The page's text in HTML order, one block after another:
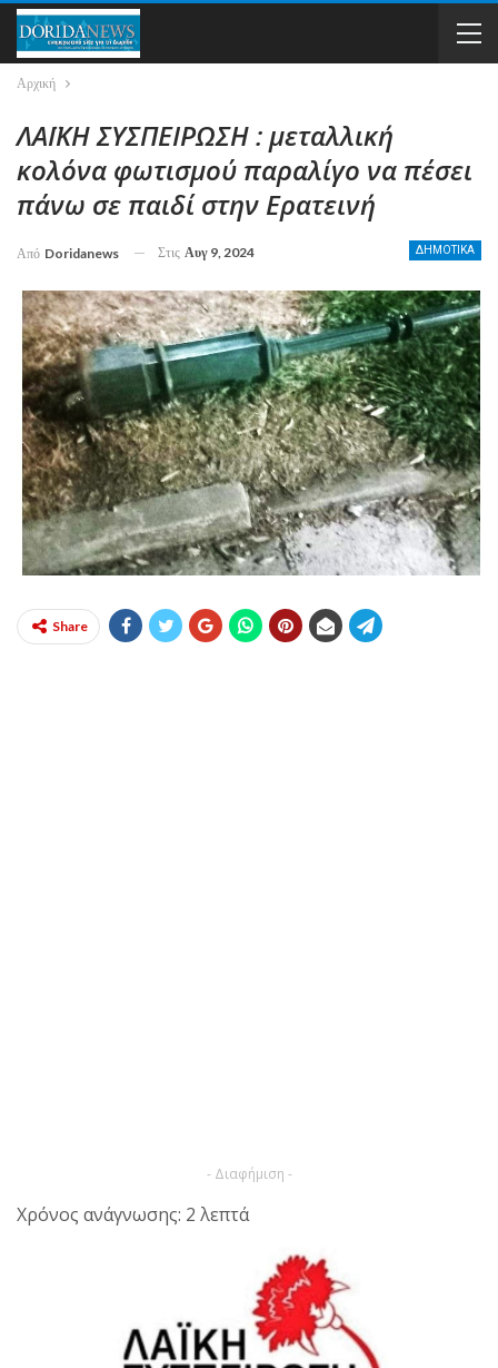
Αρχική
ΛΑΪΚΗ ΣΥΣΠΕΙΡΩΣΗ : μεταλλική
κολόνα φωτισμού παραλίγο να πέσει
πάνω σε παιδί στην Ερατεινή
ΔΗΜΟΤΙΚΑ
Από Doridanews Στις Αυγ 9, 2024
Share
- Διαφήμιση -
Χρόνος ανάγνωσης: 2 λεπτά